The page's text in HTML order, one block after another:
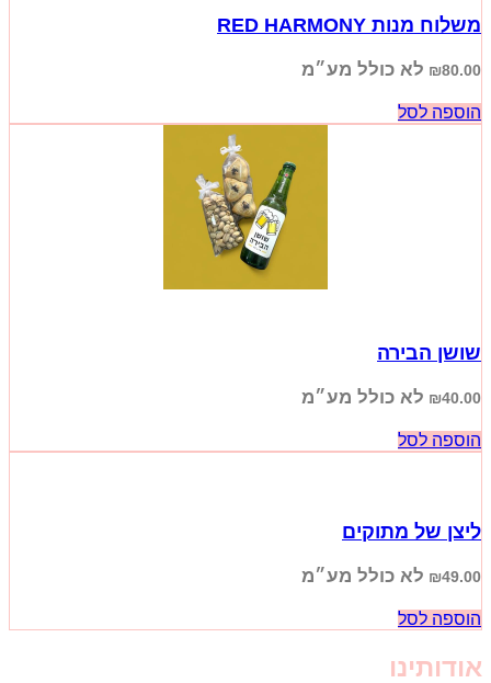
משלוח מנות RED HARMONY
₪80.00 לא כולל מע״מ
הוספה לסל
שושן הבירה
₪40.00 לא כולל מע״מ
הוספה לסל
ליצן של מתוקים
₪49.00 לא כולל מע״מ
הוספה לסל
אודותינו